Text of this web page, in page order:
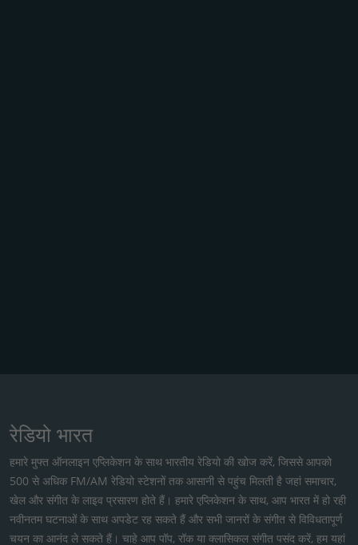
रेडियो भारत
हमारे मुफ्त ऑनलाइन एप्लिकेशन के साथ भारतीय रेडियो की खोज करें, जिससे आपको
500 से अधिक FM/AM रेडियो स्टेशनों तक आसानी से पहुंच मिलती है जहां समाचार,
खेल और संगीत के लाइव प्रसारण होते हैं। हमारे एप्लिकेशन के साथ, आप भारत में हो रही
नवीनतम घटनाओं के साथ अपडेट रह सकते हैं और सभी जानरों के संगीत से विविधतापूर्ण
चयन का आनंद ले सकते हैं। चाहे आप पॉप, रॉक या क्लासिकल संगीत पसंद करें, हम यहां